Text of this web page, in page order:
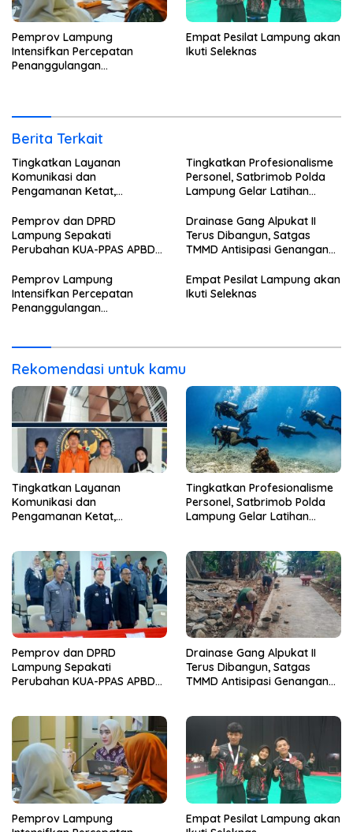
Pemprov Lampung
Intensifkan Percepatan
Penanggulangan
Empat Pesilat Lampung akan
Ikuti Seleknas
Berita Terkait
Tingkatkan Layanan
Komunikasi dan
Pengamanan Ketat,
Kelas 1 Bandar Lampung
Tambah Wartelsuspas Serta
Pasang Kamera Pengawas
Tingkatkan Profesionalisme
Personel, Satbrimob Polda
Lampung Gelar Latihan
Selam SAR Air
Pemprov dan DPRD
Lampung Sepakati
Perubahan KUA-PPAS APBD
Drainase Gang Alpukat II
Terus Dibangun, Satgas
TMMD Antisipasi Genangan
Pemprov Lampung
Intensifkan Percepatan
Penanggulangan
Empat Pesilat Lampung akan
Ikuti Seleknas
Rekomendasi untuk kamu
Tingkatkan Layanan
Komunikasi dan
Pengamanan Ketat,
Tambah Wartelsuspas Serta
Pasang Kamera Pengawas
Tingkatkan Profesionalisme
Personel, Satbrimob Polda
Lampung Gelar Latihan
Pemprov dan DPRD
Lampung Sepakati
Perubahan KUA-PPAS APBD
Drainase Gang Alpukat II
Terus Dibangun, Satgas
TMMD Antisipasi Genangan
Pemprov Lampung
Empat Pesilat Lampung akan